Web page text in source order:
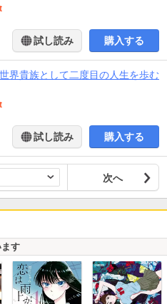
試し読み 購入する
界貴族として二度目の人生を歩む
試し読み 購入する
次へ
す